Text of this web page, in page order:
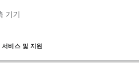
기기
서비스 및 지원